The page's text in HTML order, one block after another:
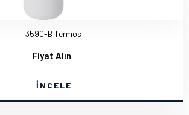
3590-B Termos
Fiyat Alın
İNCELE